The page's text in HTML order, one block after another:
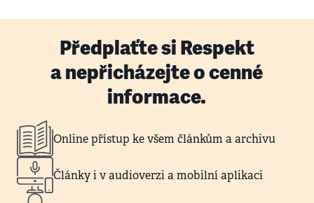
Předplaťte si Respekt
a nepřicházejte o cenné
informace.
Online přístup ke všem článkům a archivu
Články i v audioverzi a mobilní aplikaci